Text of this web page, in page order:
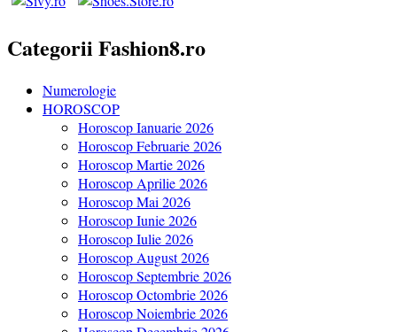
Categorii Fashion8.ro
Numerologie
HOROSCOP
Horoscop Ianuarie 2026
Horoscop Februarie 2026
Horoscop Martie 2026
Horoscop Aprilie 2026
Horoscop Mai 2026
Horoscop Iunie 2026
Horoscop Iulie 2026
Horoscop August 2026
Horoscop Septembrie 2026
Horoscop Octombrie 2026
Horoscop Noiembrie 2026